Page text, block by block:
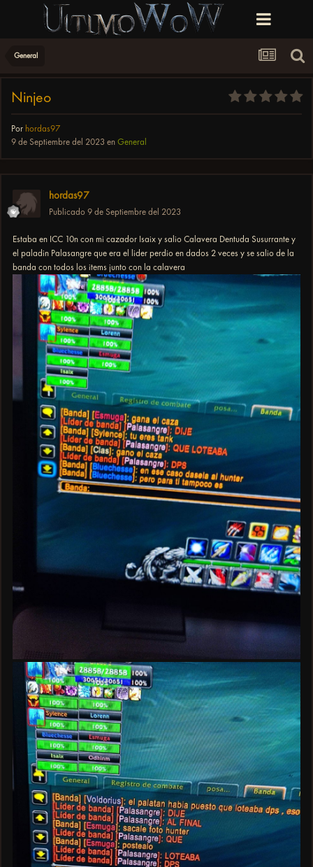
General
Ninjeo
Por hordas97
9 de Septiembre del 2023 en General
hordas97
Publicado 9 de Septiembre del 2023
Estaba en ICC 10n con mi cazador Isaix y salio Calavera Dentuda Susurrante y
el paladin Palasangre que era el lider perdio en dados 2 veces y se salio de la
banda con todos los items junto con la calavera